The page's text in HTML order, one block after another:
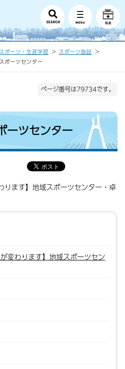
ポーツ・生涯学習
スポーツ施設
ポーツセンター
ページ番号は79734です。
ーツセンター
ります】地域スポーツセンター・卓
変わります】地域スポーツセン